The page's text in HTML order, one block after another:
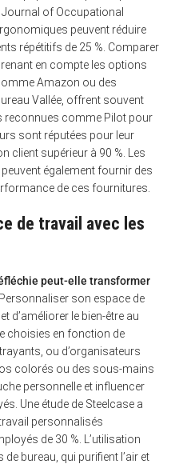
Journal of Occupational
peuvent réduire
répétitifs de 25 %. Comparer
en compte les options
Amazon ou des
Vallée, offrent souvent
reconnues comme Pilot pour
sont réputées pour leur
client supérieur à 90 %. Les
également fournir des
de ces fournitures.
de travail avec les
peut-elle transformer
son espace de
d’améliorer le bien-être au
choisies en fonction de
ou d’organisateurs
colorés ou des sous-mains
personnelle et influencer
Une étude de Steelcase a
personnalisés
de 30 %. L’utilisation
bureau, qui purifient l’air et